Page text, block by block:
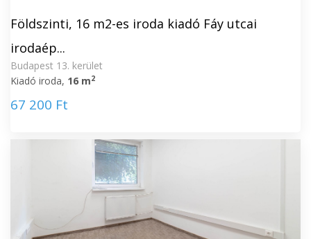
Földszinti, 16 m2-es iroda kiadó Fáy utcai
irodaép...
Budapest 13. kerület
Kiadó iroda, 16 m2
67 200 Ft